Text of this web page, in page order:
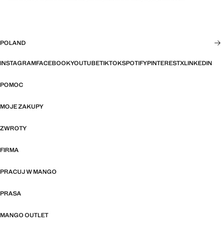
POLAND
INSTAGRAMFACEBOOKYOUTUBETIKTOKSPOTIFYPINTERESTXLINKEDIN
POMOC
MOJE ZAKUPY
ZWROTY
FIRMA
PRACUJ W MANGO
PRASA
MANGO OUTLET